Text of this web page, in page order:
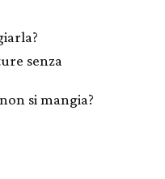
senza
si mangia?